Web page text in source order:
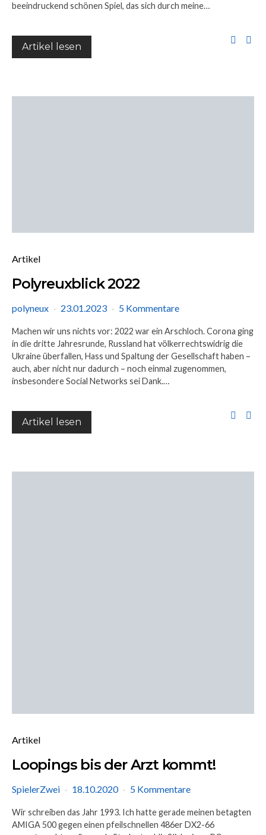
beeindruckend schönen Spiel, das sich durch meine…
Artikel lesen
Artikel
Polyreuxblick 2022
polyneux 23.01.2023 5 Kommentare
Machen wir uns nichts vor: 2022 war ein Arschloch. Corona ging
in die dritte Jahresrunde, Russland hat völkerrechtswidrig die
Ukraine überfallen, Hass und Spaltung der Gesellschaft haben –
auch, aber nicht nur dadurch – noch einmal zugenommen,
insbesondere Social Networks sei Dank.…
Artikel lesen
Artikel
Loopings bis der Arzt kommt!
SpielerZwei 18.10.2020 5 Kommentare
Wir schreiben das Jahr 1993. Ich hatte gerade meinen betagten
AMIGA 500 gegen einen pfeilschnellen 486er DX2-66